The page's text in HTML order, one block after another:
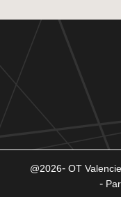
@2026 OT